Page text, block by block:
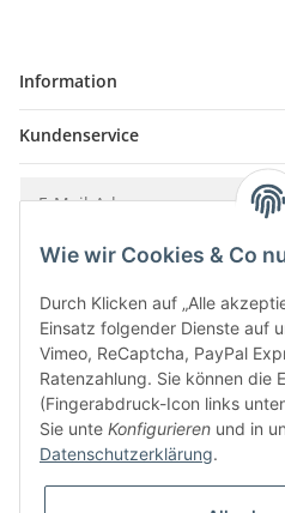
Information
Kundenservice
Bitte senden Sie mir entsprechend Ihrer
Wie wir Cookies & Co
Durch Klicken auf „Alle
Einsatz folgender Dienste auf
Vimeo, ReCaptcha, PayPal
Ratenzahlung. Sie können die
(Fingerabdruck-Icon links
Sie unte Konfigurieren und in
Datenschutzerklärung.